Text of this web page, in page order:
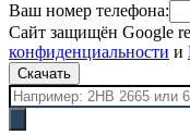
Ваш номер телефона:
Сайт защищён Google
конфиденциальности и
Скачать
Поиск
товаров